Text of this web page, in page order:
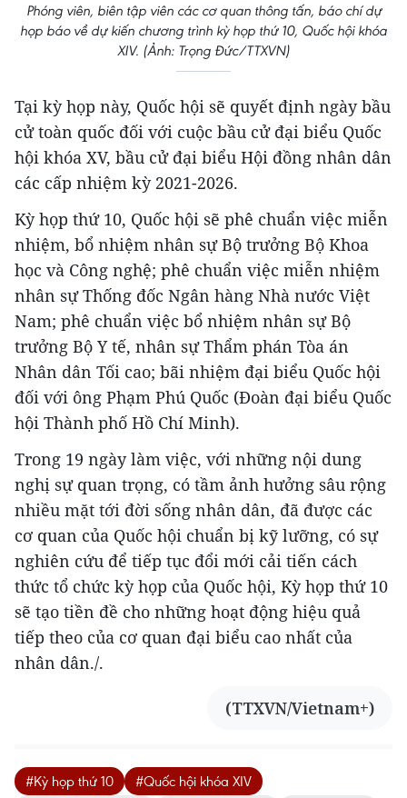
Phóng viên, biên tập viên các cơ quan thông tấn, báo chí dự
họp báo về dự kiến chương trình kỳ họp thứ 10, Quốc hội khóa
XIV. (Ảnh: Trọng Đức/TTXVN)
Tại kỳ họp này, Quốc hội sẽ quyết định ngày bầu
cử toàn quốc đối với cuộc bầu cử đại biểu Quốc
hội khóa XV, bầu cử đại biểu Hội đồng nhân dân
các cấp nhiệm kỳ 2021-2026.
Kỳ họp thứ 10, Quốc hội sẽ phê chuẩn việc miễn
nhiệm, bổ nhiệm nhân sự Bộ trưởng Bộ Khoa
học và Công nghệ; phê chuẩn việc miễn nhiệm
nhân sự Thống đốc Ngân hàng Nhà nước Việt
Nam; phê chuẩn việc bổ nhiệm nhân sự Bộ
trưởng Bộ Y tế, nhân sự Thẩm phán Tòa án
Nhân dân Tối cao; bãi nhiệm đại biểu Quốc hội
đối với ông Phạm Phú Quốc (Đoàn đại biểu Quốc
hội Thành phố Hồ Chí Minh).
Trong 19 ngày làm việc, với những nội dung
nghị sự quan trọng, có tầm ảnh hưởng sâu rộng
nhiều mặt tới đời sống nhân dân, đã được các
cơ quan của Quốc hội chuẩn bị kỹ lưỡng, có sự
nghiên cứu để tiếp tục đổi mới cải tiến cách
thức tổ chức kỳ họp của Quốc hội, Kỳ họp thứ 10
sẽ tạo tiền đề cho những hoạt động hiệu quả
tiếp theo của cơ quan đại biểu cao nhất của
nhân dân./.
(TTXVN/Vietnam+)
#Kỳ họp thứ 10 #Quốc hội khóa XIV